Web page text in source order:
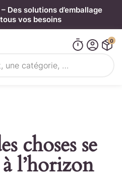
Des solutions d’emballage
vos besoins
0
choses se
l’horizon